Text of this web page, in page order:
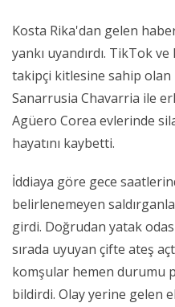
Kosta Rika'dan gelen
yankı uyandırdı. TikTok
takipçi kitlesine sahip olan
Sanarrusia Chavarria ile
Agüero Corea evlerinde
hayatını kaybetti.
İddiaya göre gece
belirlenemeyen
girdi. Doğrudan yatak
sırada uyuyan çifte ateş
komşular hemen durumu
bildirdi. Olay yerine gelen